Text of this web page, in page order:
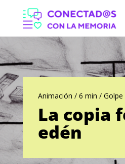
Animación / 6 min / Golpe
La copia
edén